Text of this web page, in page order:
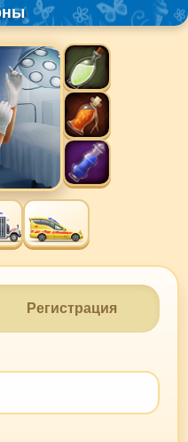
Регистрация